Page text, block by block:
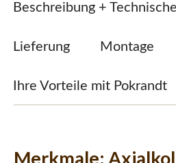
Beschreibung +
Lieferung Montage
Ihre Vorteile mit Pokrandt
Merkmale: